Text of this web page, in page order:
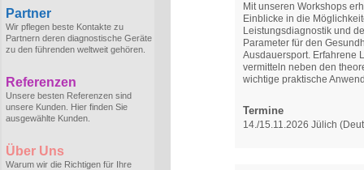
Partner
Wir pflegen beste Kontakte zu
Partnern deren diagnostische Geräte
zu den führenden weltweit gehören.
Referenzen
Unsere besten Referenzen sind
unsere Kunden. Hier finden Sie
ausgewählte Kunden.
Über Uns
Warum wir die Richtigen für Ihre
Mit unseren Workshops
Einblicke in die
Leistungsdiagnostik und
Parameter für den
Ausdauersport. Erfahrene
vermitteln neben den
wichtige praktische
Termine
14./15.11.2026 Jülich